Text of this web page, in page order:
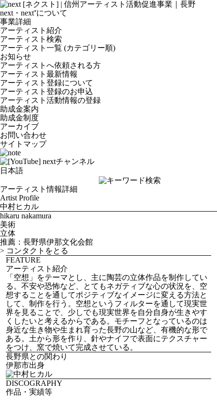
next・next⁺について
事業詳細
アーティスト紹介
アーティスト検索
アーティスト一覧 (カテゴリー順)
お知らせ
アーティストへ依頼される方
アーティスト最新情報
アーティスト登録について
アーティスト登録のお申込
アーティスト活動情報の登録
助成金案内
助成金制度
アーカイブ
お問い合わせ
サイトマップ
アーティスト情報詳細
Artist Profile
中村ヒカル
hikaru nakamura
美術
立体
推薦：長野県伊那文化会館
> コンタクトをとる
FEATURE
アーティスト紹介
「空想」をテーマとし、主に陶芸の立体作品を制作してい
る。不安や恐怖など、とてもネガティブな心の状況を、空
想することを通してポジティブなイメージに変える方法と
して、制作を行う。空想というフィルターを通して現実世
界を見ることで、少しでも現実世界を自分自身が生きやす
くしたいと考えるからである。モチーフとなっているのは
身近な生き物や生まれ育った長野の山など、有機的な形で
ある。土から形を作り、針やナイフで表面にテクスチャー
をつけ、窯で焼いて完成させている。
長野県との関わり
伊那市出身
DISCOGRAPHY
作品・実績等